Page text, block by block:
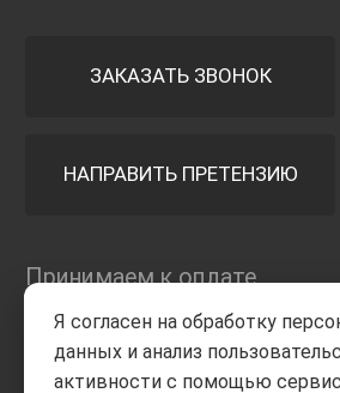
ЗАКАЗАТЬ ЗВОНОК
НАПРАВИТЬ ПРЕТЕНЗИЮ
Принимаем к оплате
Я согласен на обработку
данных и анализ
активности с помощью